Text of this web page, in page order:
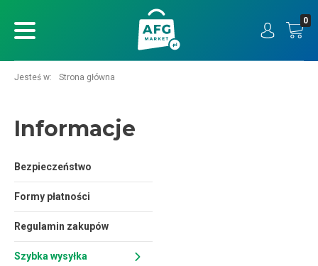
0
Jesteś w: Strona główna
Informacje
Bezpieczeństwo
Formy płatności
Regulamin zakupów
Szybka wysyłka